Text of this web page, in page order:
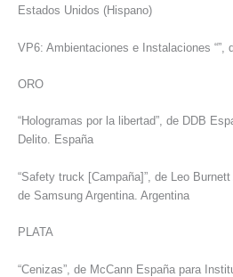
Estados Unidos (Hispano)
VP6: Ambientaciones e Instalaciones “”,
ORO
“Hologramas por la libertad”, de DDB
Delito. España
“Safety truck [Campaña]”, de Leo
de Samsung Argentina. Argentina
PLATA
“Cenizas”, de McCann España para